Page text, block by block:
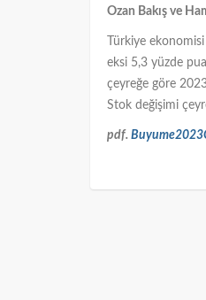
Ozan Bakış ve
Türkiye
eksi 5,3 yüzde
çeyreğe göre
Stok değişimi
pdf.